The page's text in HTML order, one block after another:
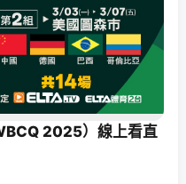
2025）線上看直